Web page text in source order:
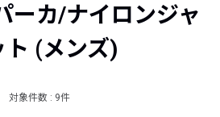
ーカ/ナイロンジャ
ト (メンズ)
対象件数 : 9件